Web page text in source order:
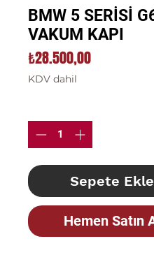
BMW 5 SERİSİ
VAKUM KAPI
₺28.500,00Fiyat
KDV dahil
Sepete Ekle
Hemen Satın